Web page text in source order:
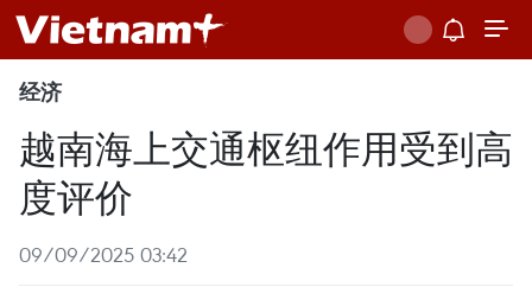
经济
越南海上交通枢纽作用受到高
度评价
09/09/2025 03:42